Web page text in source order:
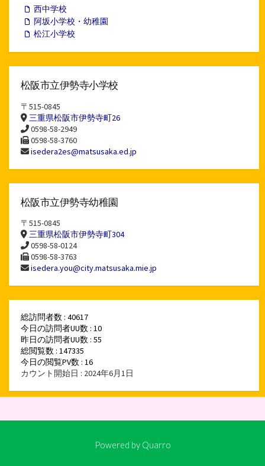
西中学校
阿坂小学校・幼稚園
松江小学校
松阪市立伊勢寺小学校
〒515-0845
三重県松阪市伊勢寺町26
0598-58-2949
0598-58-3760
isedera2es@matsusaka.ed.jp
松阪市立伊勢寺幼稚園
〒515-0845
三重県松阪市伊勢寺町304
0598-58-0124
0598-58-3763
isedera.you@city.matsusaka.mie.jp
総訪問者数 : 40617
今日の訪問者UU数 : 10
昨日の訪問者UU数 : 55
総閲覧数 : 147335
今日の閲覧PV数 : 16
カウント開始日 : 2024年6月1日
Powered by Quarro